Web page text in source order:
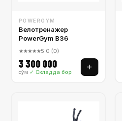
POWERGYM
Велотренажер
PowerGym B36
★★★★★5.0 (0)
3 300 000
сўм ✓ Складда бор
+